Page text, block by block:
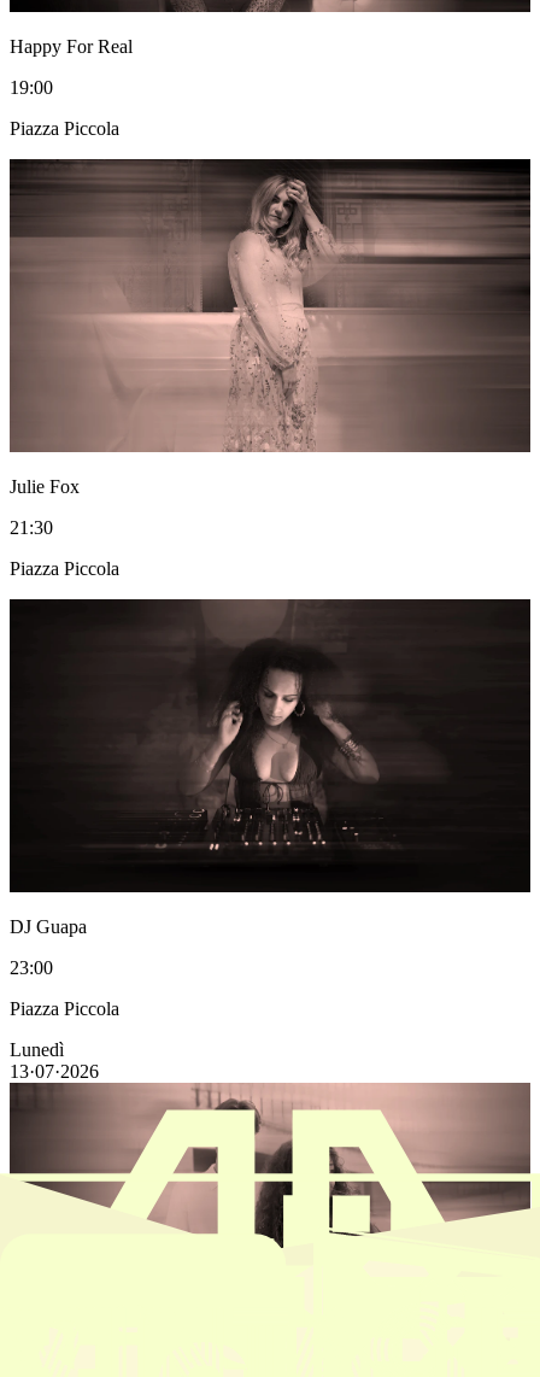
Happy For Real
19:00
Piazza Piccola
Julie Fox
21:30
Piazza Piccola
DJ Guapa
23:00
Piazza Piccola
Lunedì
13·07·2026